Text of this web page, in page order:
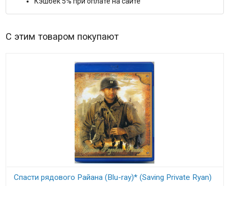
С этим товаром покупают
Спасти рядового Райана (Blu-ray)* (Saving Private Ryan)